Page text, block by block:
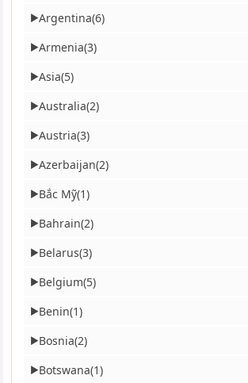
▶Argentina(6)
▶Armenia(3)
▶Asia(5)
▶Australia(2)
▶Austria(3)
▶Azerbaijan(2)
▶Bắc Mỹ(1)
▶Bahrain(2)
▶Belarus(3)
▶Belgium(5)
▶Benin(1)
▶Bosnia(2)
▶Botswana(1)